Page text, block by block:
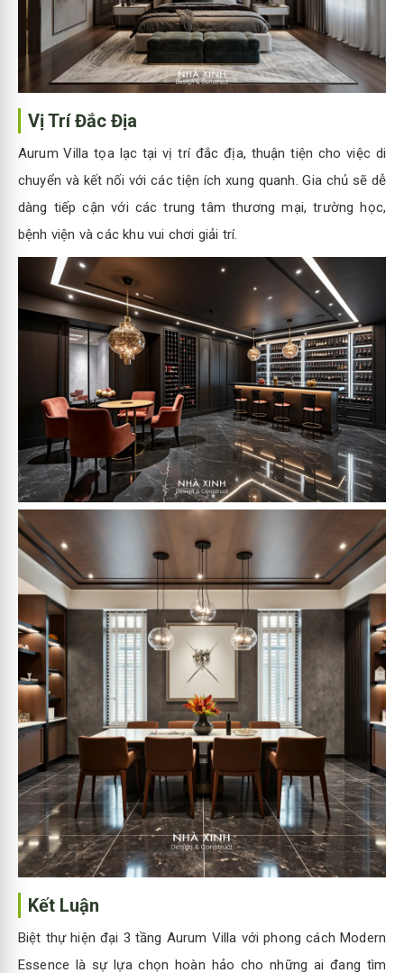
Vị Trí Đắc Địa
Aurum Villa tọa lạc tại vị trí đắc địa, thuận tiện cho việc di
chuyển và kết nối với các tiện ích xung quanh. Gia chủ sẽ dễ
dàng tiếp cận với các trung tâm thương mại, trường học,
bệnh viện và các khu vui chơi giải trí.
Kết Luận
Biệt thự hiện đại 3 tầng Aurum Villa với phong cách Modern
Essence là sự lựa chọn hoàn hảo cho những ai đang tìm